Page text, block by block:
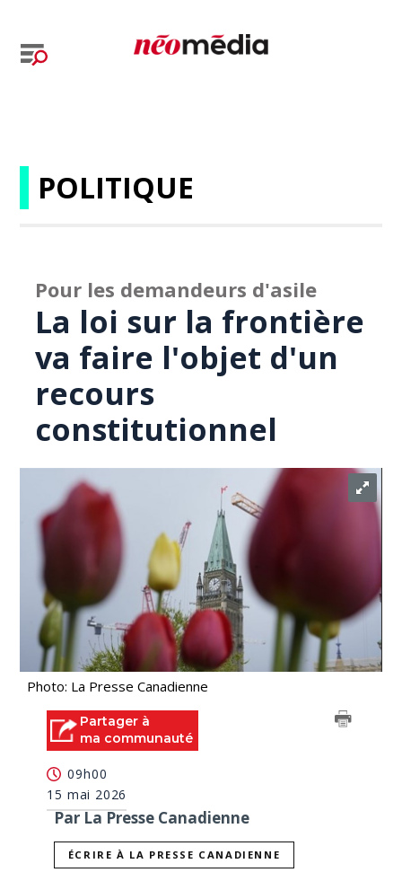
POLITIQUE
Pour les demandeurs d'asile
La loi sur la frontière
va faire l'objet d'un
recours
constitutionnel
Photo: La Presse Canadienne
Partager à
ma communauté
09h00
15 mai 2026
Par La Presse Canadienne
ÉCRIRE À LA PRESSE CANADIENNE